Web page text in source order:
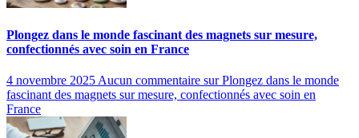
Plongez dans le monde fascinant des magnets sur mesure,
confectionnés avec soin en France
4 novembre 2025 Aucun commentaire sur Plongez dans le monde
fascinant des magnets sur mesure, confectionnés avec soin en
France